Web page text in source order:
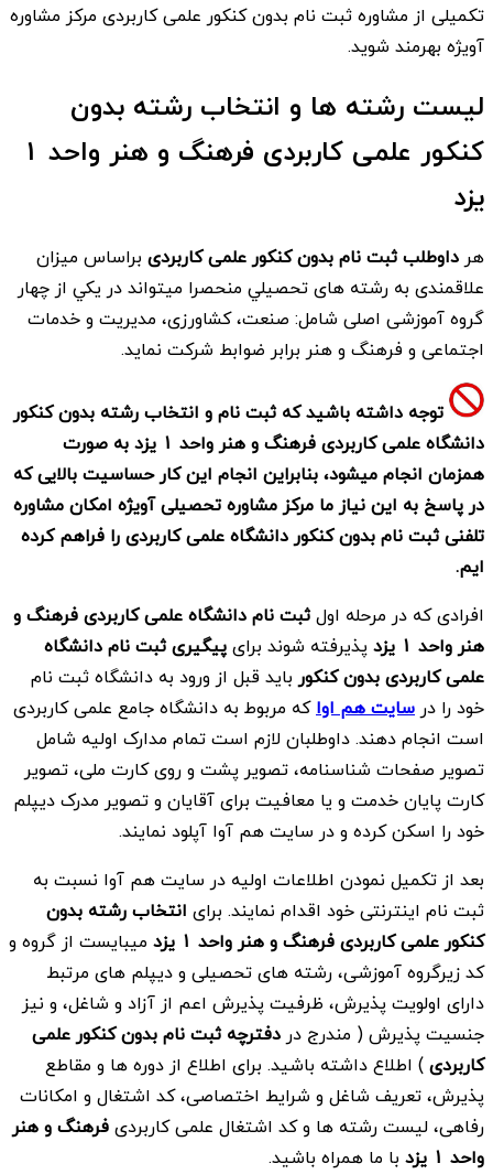
تکمیلی از مشاوره ثبت نام بدون کنکور علمی کاربردی مرکز مشاوره
آویژه بهرمند شوید.
لیست رشته ها و انتخاب رشته بدون
کنکور علمی کاربردی فرهنگ و هنر واحد 1
یزد
هرداوطلب ثبت نام بدون کنکور علمی کاربردی براساس ميزان
علاقمندی به رشته های تحصيلي منحصرا ميتواند در يكي از چهار
گروه آموزشی اصلی شامل: صنعت، كشاورزی، مديريت و خدمات
اجتماعی و فرهنگ و هنر برابر ضوابط شركت نمايد.
توجه داشته باشید که ثبت نام و انتخاب رشته بدون کنکور
دانشگاه علمی کاربردی فرهنگ و هنر واحد 1 یزد به صورت
همزمان انجام میشود، بنابراین انجام این کار حساسیت بالایی که
در پاسخ به این نیاز ما مرکز مشاوره تحصیلی آویژه امکان مشاوره
تلفنی ثبت نام بدون کنکور دانشگاه علمی کاربردی را فراهم کرده
ایم.
افرادی که در مرحله اولثبت نام دانشگاه علمی کاربردی فرهنگ و
هنر واحد 1 یزد
پذیرفته شوند برایپیگیری ثبت نام دانشگاه
علمی کاربردی بدون کنکورباید قبل از ورود به دانشگاه ثبت نام
خود را درسایت هم اواکه مربوط به دانشگاه جامع علمی کاربردی
است انجام دهند. داوطلبان لازم است تمام مدارک اولیه شامل
تصویر صفحات شناسنامه، تصویر پشت و روی کارت ملی، تصویر
کارت پایان خدمت و یا معافیت برای آقایان و تصویر مدرک دیپلم
خود را اسکن کرده و در سایت هم آوا آپلود نمایند.
بعد از تکمیل نمودن اطلاعات اولیه در سایت هم آوا نسبت به
ثبت نام اینترنتی خود اقدام نمایند. برای انتخاب رشته بدون
کنکور علمی کاربردی فرهنگ و هنر واحد 1 یزد
میبایست از گروه و
كد زيرگروه آموزشی، رشته های تحصيلی و ديپلم های مرتبط
دارای اولويت پذيرش، ظرفيت پذيرش اعم از آزاد و شاغل، و نيز
جنسيت پذيرش ( مندرج دردفترچه ثبت نام بدون کنکور علمی
کاربردی) اطلاع داشته باشید. برای اطلاع از دوره ها و مقاطع
پذیرش، تعريف شاغل و شرايط اختصاصی، كد اشتغال و امكانات
رفاهی، لیست رشته ها و كد اشتغال علمی کاربردیفرهنگ و هنر
واحد 1 یزد
با ما همراه باشید.